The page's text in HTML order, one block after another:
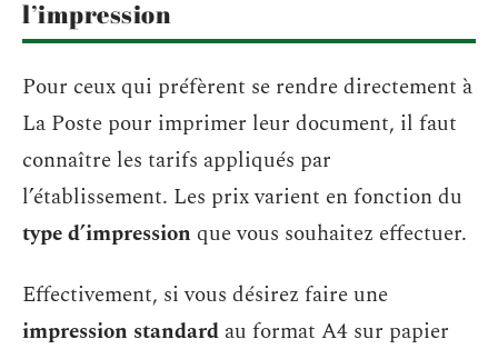
l’impression
Pour ceux qui préfèrent se rendre directement à
La Poste pour imprimer leur document, il faut
connaître les tarifs appliqués par
l’établissement. Les prix varient en fonction du
type d’impression que vous souhaitez effectuer.
Effectivement, si vous désirez faire une
impression standard au format A4 sur papier